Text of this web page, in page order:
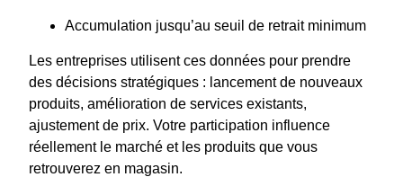
Accumulation jusqu’au seuil de retrait minimum
Les entreprises utilisent ces données pour prendre
des décisions stratégiques : lancement de nouveaux
produits, amélioration de services existants,
ajustement de prix. Votre participation influence
réellement le marché et les produits que vous
retrouverez en magasin.